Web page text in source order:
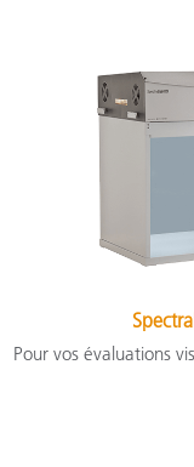
Pour vos évaluations